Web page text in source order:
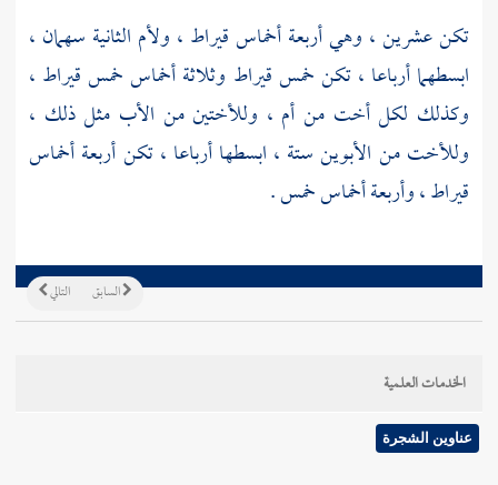
تكن عشرين ، وهي أربعة أخماس قيراط ، ولأم الثانية سهمان ،
ابسطهما أرباعا ، تكن خمس قيراط وثلاثة أخماس خمس قيراط ،
وكذلك لكل أخت من أم ، وللأختين من الأب مثل ذلك ،
وللأخت من الأبوين ستة ، ابسطها أرباعا ، تكن أربعة أخماس
قيراط ، وأربعة أخماس خمس .
التالي السابق
الخدمات العلمية
عناوين الشجرة